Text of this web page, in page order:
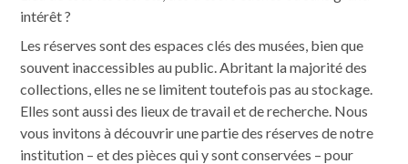
intérêt ?
Les réserves sont des espaces clés des musées, bien que
souvent inaccessibles au public. Abritant la majorité des
collections, elles ne se limitent toutefois pas au stockage.
Elles sont aussi des lieux de travail et de recherche. Nous
vous invitons à découvrir une partie des réserves de notre
institution – et des pièces qui y sont conservées – pour